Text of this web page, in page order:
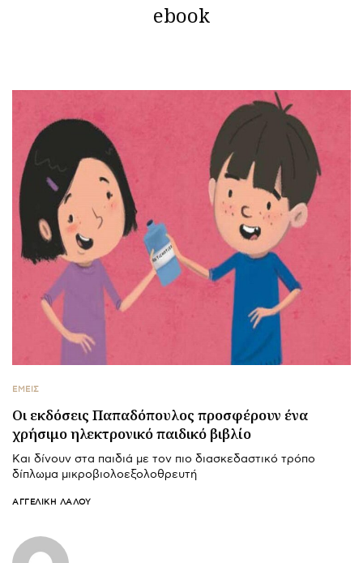
ebook
ΕΜΕΙΣ
Οι εκδόσεις Παπαδόπουλος προσφέρουν ένα
χρήσιμο ηλεκτρονικό παιδικό βιβλίο
Και δίνουν στα παιδιά με τον πιο διασκεδαστικό τρόπο
δίπλωμα μικροβιολοεξολοθρευτή
ΑΓΓΕΛΙΚΉ ΛΆΛΟΥ